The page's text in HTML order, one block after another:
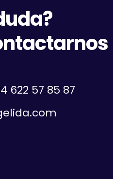
622 57 85 87